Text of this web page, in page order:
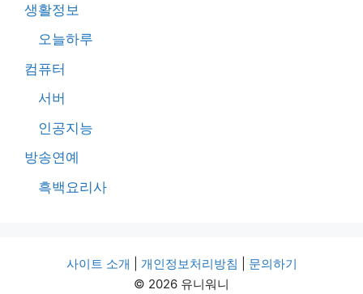
생활정보
오늘하루
컴퓨터
서버
인공지능
방송연예
흑백요리사
사이트 소개 개인정보처리방침
문의하기
© 2026 유니워니